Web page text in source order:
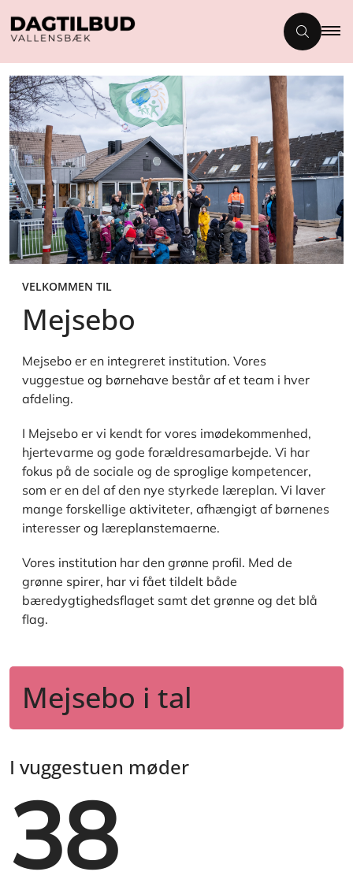
VELKOMMEN TIL
Mejsebo
Mejsebo er en integreret institution. Vores
vuggestue og børnehave består af et team i hver
afdeling.
I Mejsebo er vi kendt for vores imødekommenhed,
hjertevarme og gode forældresamarbejde. Vi har
fokus på de sociale og de sproglige kompetencer,
som er en del af den nye styrkede læreplan. Vi laver
mange forskellige aktiviteter, afhængigt af børnenes
interesser og læreplanstemaerne.
Vores institution har den grønne profil. Med de
grønne spirer, har vi fået tildelt både
bæredygtighedsflaget samt det grønne og det blå
flag.
Mejsebo i tal
I vuggestuen møder
38